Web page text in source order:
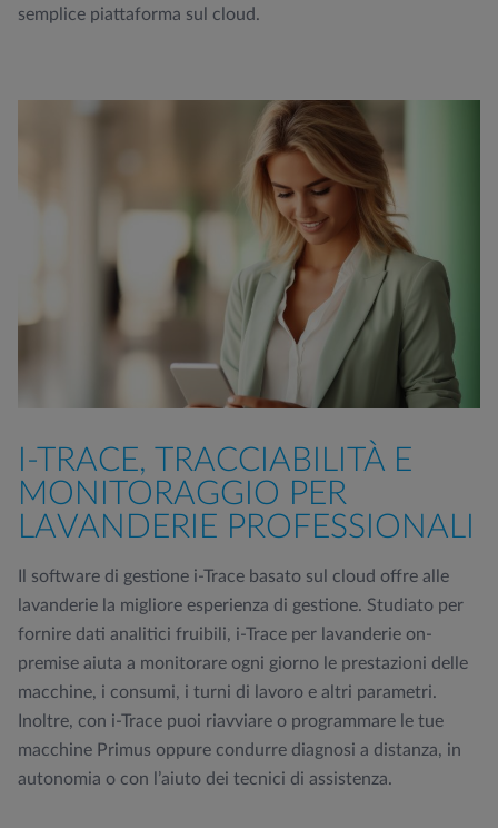
semplice piattaforma sul cloud.
I-TRACE, TRACCIABILITÀ E
MONITORAGGIO PER
LAVANDERIE PROFESSIONALI
Il software di gestione i-Trace basato sul cloud offre alle
lavanderie la migliore esperienza di gestione. Studiato per
fornire dati analitici fruibili, i-Trace per lavanderie on-
premise aiuta a monitorare ogni giorno le prestazioni delle
macchine, i consumi, i turni di lavoro e altri parametri.
Inoltre, con i-Trace puoi riavviare o programmare le tue
macchine Primus oppure condurre diagnosi a distanza, in
autonomia o con l’aiuto dei tecnici di assistenza.